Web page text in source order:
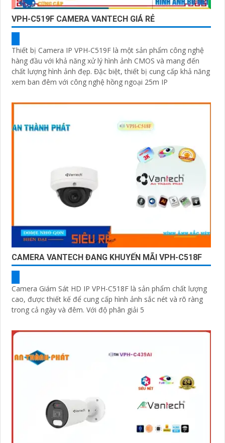
VPH-C519F CAMERA VANTECH GIÁ RẺ
Thiết bị Camera IP VPH-C519F là một sản phẩm công nghệ
hàng đầu với khả năng xử lý hình ảnh CMOS và mang đến
chất lượng hình ảnh đẹp. Đặc biệt, thiết bị cung cấp khả năng
xem ban đêm với công nghệ hồng ngoại 25m IP
CAMERA VANTECH ĐANG KHUYẾN MÃI VPH-C518F
Camera Giám Sát HD IP VPH-C518F là sản phẩm chất lượng
cao, được thiết kế để cung cấp hình ảnh sắc nét và rõ ràng
trong cả ngày và đêm. Với độ phân giải 5